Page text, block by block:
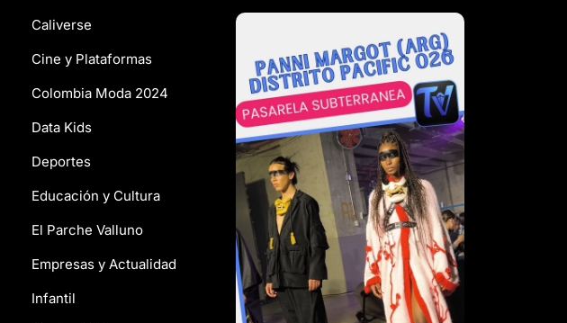
Caliverse
Cine y Plataformas
Colombia Moda 2024
Data Kids
Deportes
Educación y Cultura
El Parche Valluno
Empresas y Actualidad
Infantil